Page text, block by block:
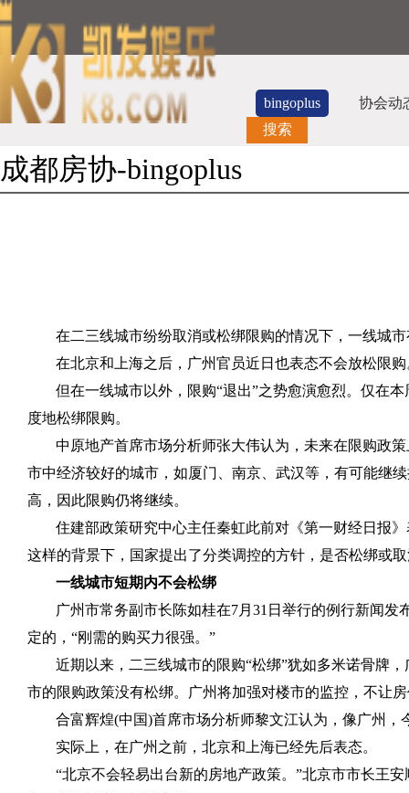
bingoplus
协会动
搜索
成都房协-bingoplus
在二三线城市纷纷取消或松绑限购的情况下，一线城
在北京和上海之后，广州官员近日也表态不会放松限
但在一线城市以外，限购“退出”之势愈演愈烈。仅在
度地松绑限购。
中原地产首席市场分析师张大伟认为，未来在限购政
市中经济较好的城市，如厦门、南京、武汉等，有可能继
高，因此限购仍将继续。
住建部政策研究中心主任秦虹此前对《第一财经日报
这样的背景下，国家提出了分类调控的方针，是否松绑或
一线城市短期内不会松绑
广州市常务副市长陈如桂在7月 31 日举行的例行新闻发
定的，“刚需的购买力很强。”
近期以来，二三线城市的限购“松绑”犹如多米诺骨牌
市的限购政策没有松绑。广州将加强对楼市的监控，不让
合富辉煌(中国)首席市场分析师黎文江认为，像广州
实际上，在广州之前，北京和上海已经先后表态。
“北京不会轻易出台新的房地产政策。”北京市市长王